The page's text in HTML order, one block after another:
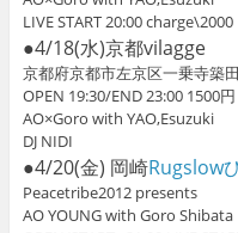
LIVE START 20:00 charge\2000
●4/18(水)京都vilagge
京都府京都市左京区一乗寺築
OPEN 19:30/END 23:00 1500円
AO×Goro with YAO,Esuzuki
DJ NIDI
●4/20(金) 岡崎Rugslow
Peacetribe2012 presents
AO YOUNG with Goro